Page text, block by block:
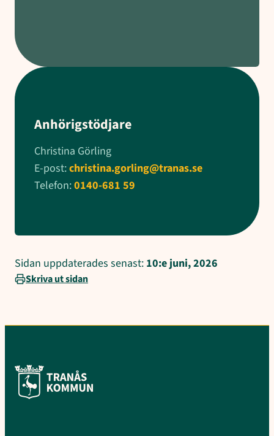
Anhörigstödjare
Christina Görling
E-post:christina.gorling@tranas.se
Telefon:0140-681 59
Sidan uppdaterades senast: 10:e juni, 2026
Skriva ut sidan